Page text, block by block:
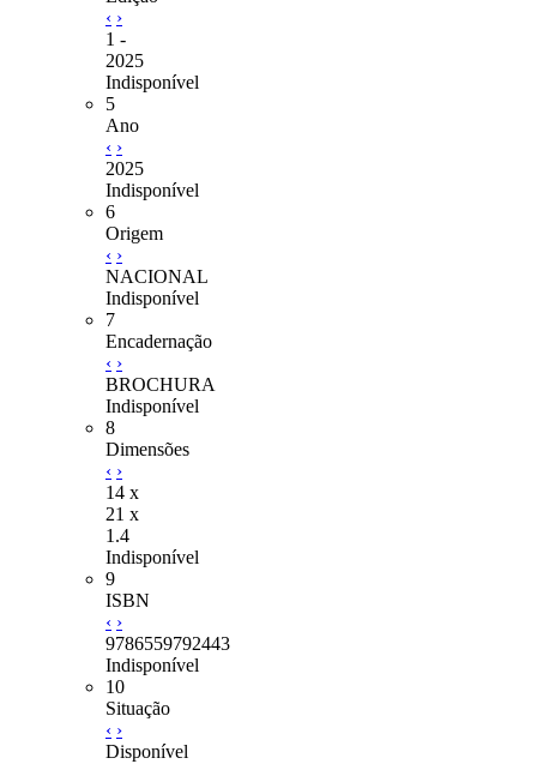
‹ ›
1 -
2025
Indisponível
5
Ano
‹ ›
2025
Indisponível
6
Origem
‹ ›
NACIONAL
Indisponível
7
Encadernação
‹ ›
BROCHURA
Indisponível
8
Dimensões
‹ ›
14 x
21 x
1.4
Indisponível
9
ISBN
‹ ›
9786559792443
Indisponível
10
Situação
‹ ›
Disponível